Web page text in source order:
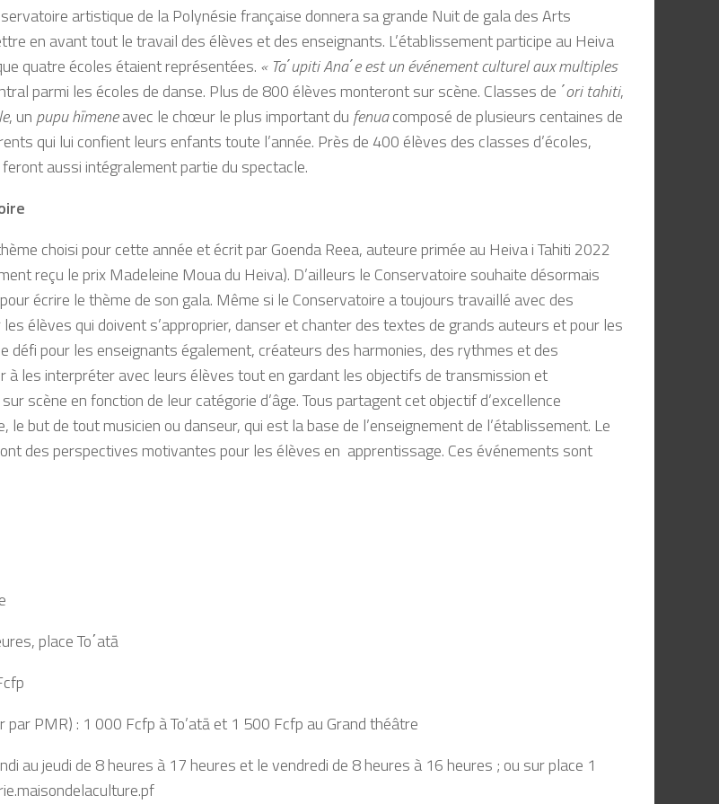
artistique de la Polynésie française donnera sa grande Nuit de gala des Arts
en avant tout le travail des élèves et des enseignants. L’établissement participe au Heiva
quatre écoles étaient représentées. « Ta΄upiti Ana΄e est un événement culturel aux multiples
parmi les écoles de danse. Plus de 800 élèves monteront sur scène. Classes de ΄ori tahiti,
, un pupu hīmeneavec le chœur le plus important du fenuacomposé de plusieurs centaines de
qui lui confient leurs enfants toute l’année. Près de 400 élèves des classes d’écoles,
aussi intégralement partie du spectacle.
choisi pour cette année et écrit par Goenda Reea, auteure primée au Heiva i Tahiti 2022
reçu le prix Madeleine Moua du Heiva). D’ailleurs le Conservatoire souhaite désormais
écrire le thème de son gala. Même si le Conservatoire a toujours travaillé avec des
élèves qui doivent s’approprier, danser et chanter des textes de grands auteurs et pour les
défi pour les enseignants également, créateurs des harmonies, des rythmes et des
à les interpréter avec leurs élèves tout en gardant les objectifs de transmission et
scène en fonction de leur catégorie d’âge. Tous partagent cet objectif d’excellence
but de tout musicien ou danseur, qui est la base de l’enseignement de l’établissement. Le
des perspectives motivantes pour les élèves en apprentissage. Ces événements sont
place To΄atā
PMR) : 1 000 Fcfp à To’atā et 1 500 Fcfp au Grand théâtre
au jeudi de 8 heures à 17 heures et le vendredi de 8 heures à 16 heures ; ou sur place 1